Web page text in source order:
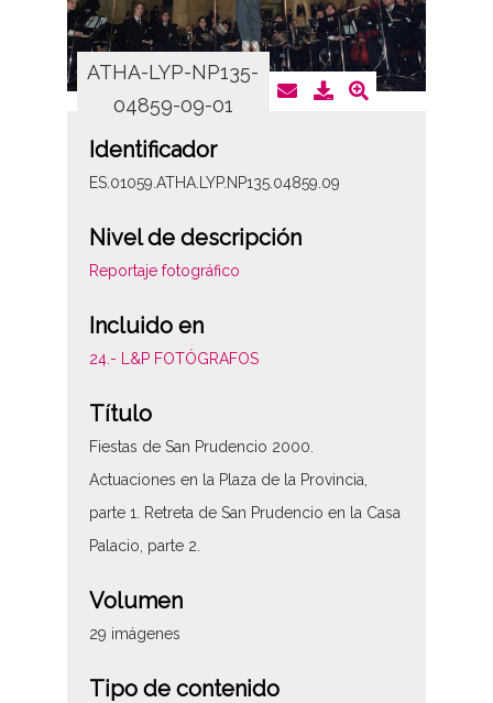
ATHA-LYP-NP135-
04859-09-01
Identificador
ES.01059.ATHA.LYP.NP135.04859.09
Nivel de descripción
Reportaje fotográfico
Incluido en
24.- L&P FOTÓGRAFOS
Título
Fiestas de San Prudencio 2000.
Actuaciones en la Plaza de la Provincia,
parte 1. Retreta de San Prudencio en la Casa
Palacio, parte 2.
Volumen
29 imágenes
Tipo de contenido